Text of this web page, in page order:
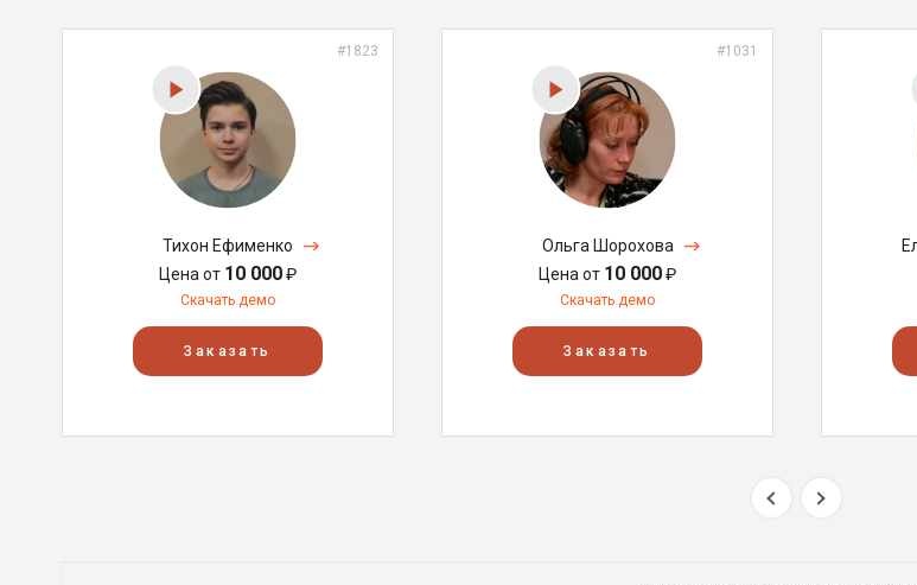
#1823
Тихон Ефименко
Цена от 10 000₽
Скачать демо
Заказать
#1031
Ольга Шорохова
Цена от 10 000₽
Скачать демо
Заказать